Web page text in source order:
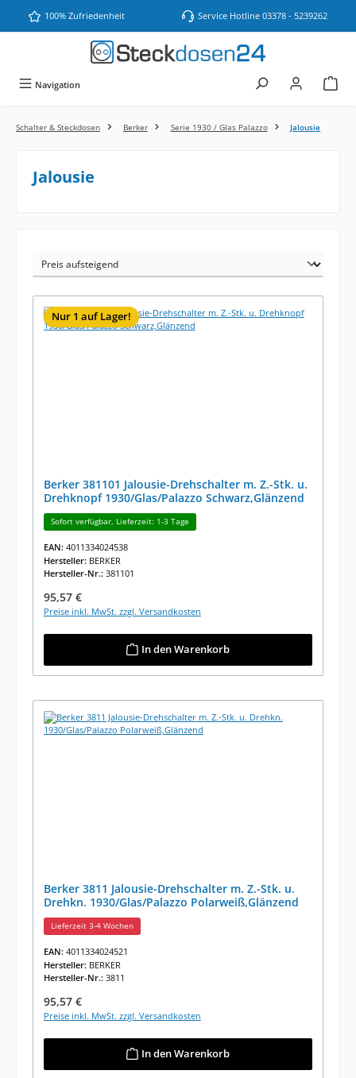
Zum Hauptinhalt springen
100% Zufriedenheit Service Hotline 03378 - 5239262
Navigation
Schalter & Steckdosen Berker Serie 1930 / Glas Palazzo Jalousie
Jalousie
Nur 1 auf Lager!
Berker 381101 Jalousie-Drehschalter m. Z.-Stk. u.
Drehknopf 1930/Glas/Palazzo Schwarz,Glänzend
Sofort verfügbar, Lieferzeit: 1-3 Tage
EAN: 4011334024538
Hersteller: BERKER
Hersteller-Nr.: 381101
Regulärer Preis:
95,57 €
Preise inkl. MwSt. zzgl. Versandkosten
In den Warenkorb
Berker 3811 Jalousie-Drehschalter m. Z.-Stk. u.
Drehkn. 1930/Glas/Palazzo Polarweiß,Glänzend
Lieferzeit 3-4 Wochen
EAN: 4011334024521
Hersteller: BERKER
Hersteller-Nr.: 3811
Regulärer Preis:
95,57 €
Preise inkl. MwSt. zzgl. Versandkosten
In den Warenkorb